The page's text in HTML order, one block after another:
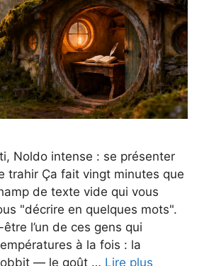
Noldo intense : se présenter
trahir Ça fait vingt minutes que
de texte vide qui vous
"décrire en quelques mots".
l’un de ces gens qui
à la fois : la
— le goût … Lire plus